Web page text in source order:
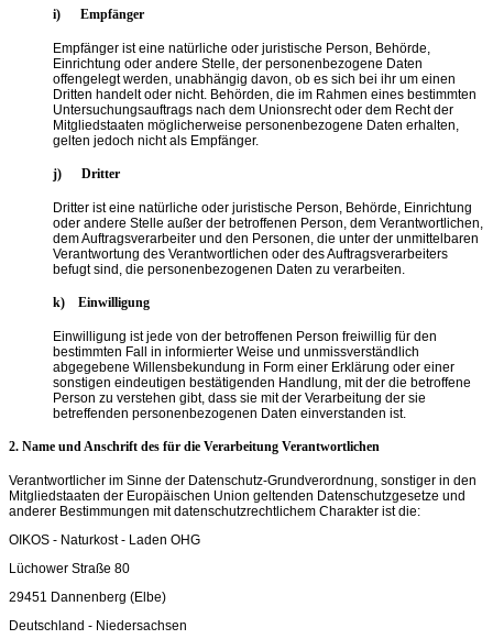
i) Empfänger
Empfänger ist eine natürliche oder juristische Person, Behörde,
Einrichtung oder andere Stelle, der personenbezogene Daten
offengelegt werden, unabhängig davon, ob es sich bei ihr um einen
Dritten handelt oder nicht. Behörden, die im Rahmen eines bestimmten
Untersuchungsauftrags nach dem Unionsrecht oder dem Recht der
Mitgliedstaaten möglicherweise personenbezogene Daten erhalten,
gelten jedoch nicht als Empfänger.
j) Dritter
Dritter ist eine natürliche oder juristische Person, Behörde, Einrichtung
oder andere Stelle außer der betroffenen Person, dem Verantwortlichen,
dem Auftragsverarbeiter und den Personen, die unter der unmittelbaren
Verantwortung des Verantwortlichen oder des Auftragsverarbeiters
befugt sind, die personenbezogenen Daten zu verarbeiten.
k) Einwilligung
Einwilligung ist jede von der betroffenen Person freiwillig für den
bestimmten Fall in informierter Weise und unmissverständlich
abgegebene Willensbekundung in Form einer Erklärung oder einer
sonstigen eindeutigen bestätigenden Handlung, mit der die betroffene
Person zu verstehen gibt, dass sie mit der Verarbeitung der sie
betreffenden personenbezogenen Daten einverstanden ist.
2. Name und Anschrift des für die Verarbeitung Verantwortlichen
Verantwortlicher im Sinne der Datenschutz-Grundverordnung, sonstiger in den
Mitgliedstaaten der Europäischen Union geltenden Datenschutzgesetze und
anderer Bestimmungen mit datenschutzrechtlichem Charakter ist die:
OIKOS - Naturkost - Laden OHG
Lüchower Straße 80
29451 Dannenberg (Elbe)
Deutschland - Niedersachsen